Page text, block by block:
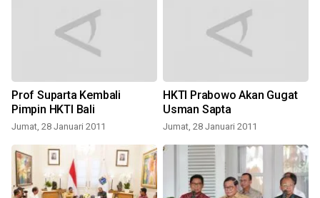
Prof Suparta Kembali
Pimpin HKTI Bali
Jumat, 28 Januari 2011
HKTI Prabowo Akan Gugat
Usman Sapta
Jumat, 28 Januari 2011